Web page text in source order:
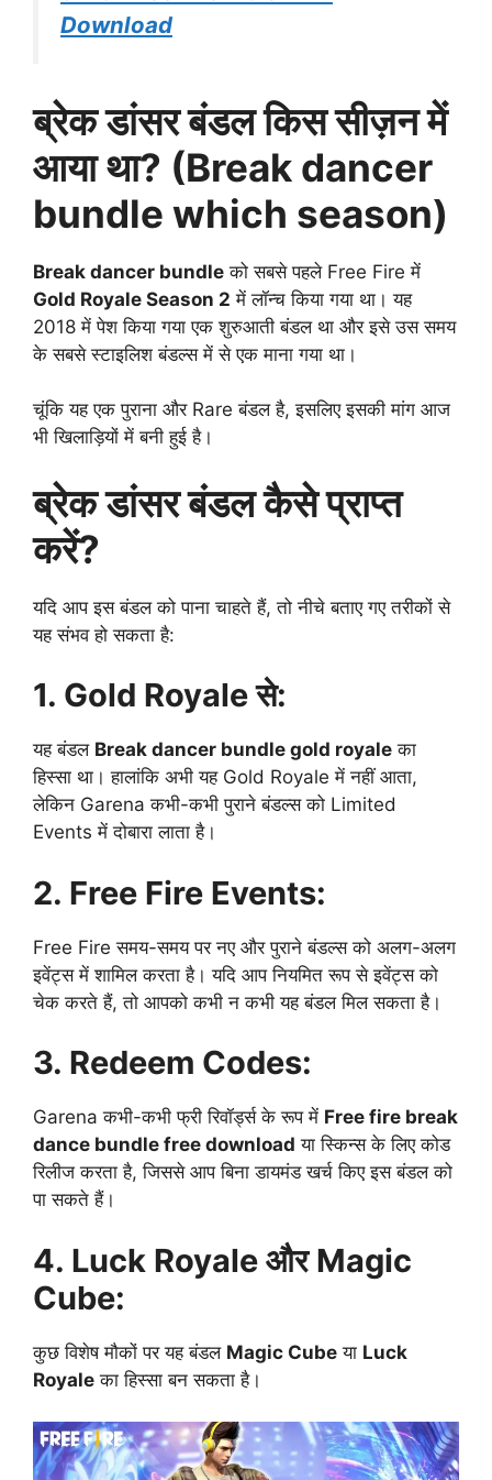
Download
ब्रेक डांसर बंडल किस सीज़न में
आया था? (Break dancer
bundle which season)
Break dancer bundle को सबसे पहले Free Fire में
Gold Royale Season 2 में लॉन्च किया गया था। यह
2018 में पेश किया गया एक शुरुआती बंडल था और इसे उस समय
के सबसे स्टाइलिश बंडल्स में से एक माना गया था।
चूंकि यह एक पुराना और Rare बंडल है, इसलिए इसकी मांग आज
भी खिलाड़ियों में बनी हुई है।
ब्रेक डांसर बंडल कैसे प्राप्त
करें?
यदि आप इस बंडल को पाना चाहते हैं, तो नीचे बताए गए तरीकों से
यह संभव हो सकता है:
1. Gold Royale से:
यह बंडल Break dancer bundle gold royale का
हिस्सा था। हालांकि अभी यह Gold Royale में नहीं आता,
लेकिन Garena कभी-कभी पुराने बंडल्स को Limited
Events में दोबारा लाता है।
2. Free Fire Events:
Free Fire समय-समय पर नए और पुराने बंडल्स को अलग-अलग
इवेंट्स में शामिल करता है। यदि आप नियमित रूप से इवेंट्स को
चेक करते हैं, तो आपको कभी न कभी यह बंडल मिल सकता है।
3. Redeem Codes:
Garena कभी-कभी फ्री रिवॉर्ड्स के रूप में Free fire break
dance bundle free download या स्किन्स के लिए कोड
रिलीज करता है, जिससे आप बिना डायमंड खर्च किए इस बंडल को
पा सकते हैं।
4. Luck Royale और Magic
Cube:
कुछ विशेष मौकों पर यह बंडल Magic Cube या Luck
Royale का हिस्सा बन सकता है।